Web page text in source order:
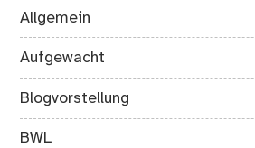
Allgemein
Aufgewacht
Blogvorstellung
BWL